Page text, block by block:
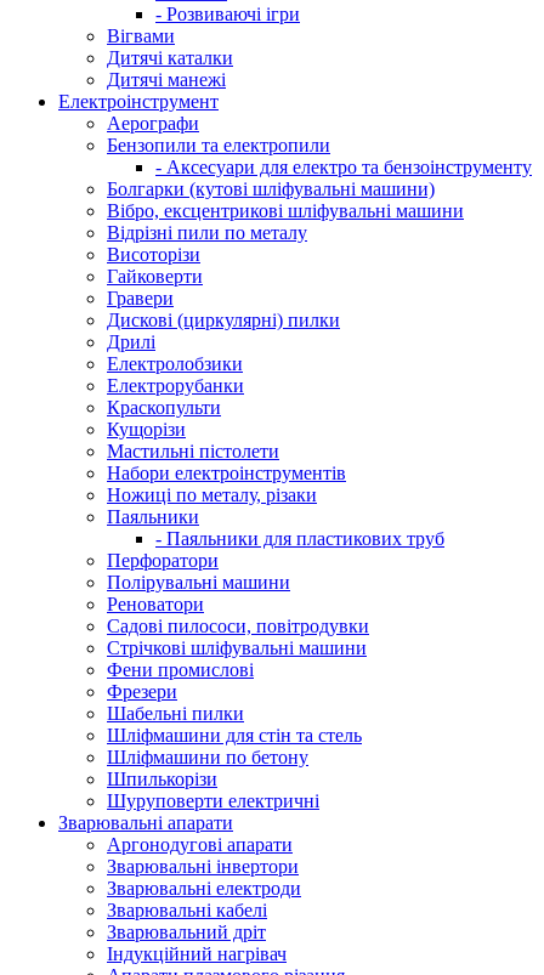
- Розвиваючі ігри
Вігвами
Дитячі каталки
Дитячі манежі
Електроінструмент
Аерографи
Бензопили та електропили
- Аксесуари для електро та бензоінструменту
Болгарки (кутові шліфувальні машини)
Вібро, ексцентрикові шліфувальні машини
Відрізні пили по металу
Висоторізи
Гайковерти
Гравери
Дискові (циркулярні) пилки
Дрилі
Електролобзики
Електрорубанки
Краскопульти
Кущорізи
Мастильні пістолети
Набори електроінструментів
Ножиці по металу, різаки
Паяльники
- Паяльники для пластикових труб
Перфоратори
Полірувальні машини
Реноватори
Садові пилососи, повітродувки
Стрічкові шліфувальні машини
Фени промислові
Фрезери
Шабельні пилки
Шліфмашини для стін та стель
Шліфмашини по бетону
Шпилькорізи
Шуруповерти електричні
Зварювальні апарати
Аргонодугові апарати
Зварювальні інвертори
Зварювальні електроди
Зварювальні кабелі
Зварювальний дріт
Індукційний нагрівач